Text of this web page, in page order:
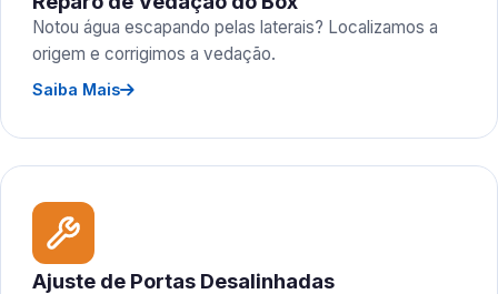
Notou água escapando pelas laterais? Localizamos a
origem e corrigimos a vedação.
Saiba Mais
Ajuste de Portas Desalinhadas